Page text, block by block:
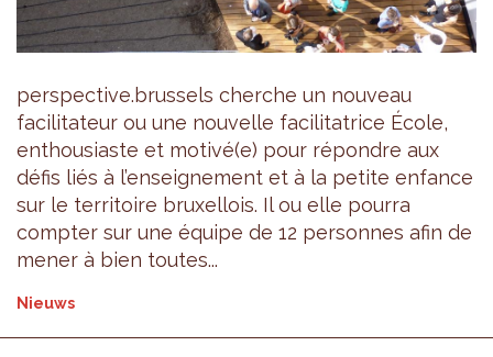
perspective.brussels cherche un nouveau
facilitateur ou une nouvelle facilitatrice École,
enthousiaste et motivé(e) pour répondre aux
défis liés à l’enseignement et à la petite enfance
sur le territoire bruxellois. Il ou elle pourra
compter sur une équipe de 12 personnes afin de
mener à bien toutes...
Nieuws